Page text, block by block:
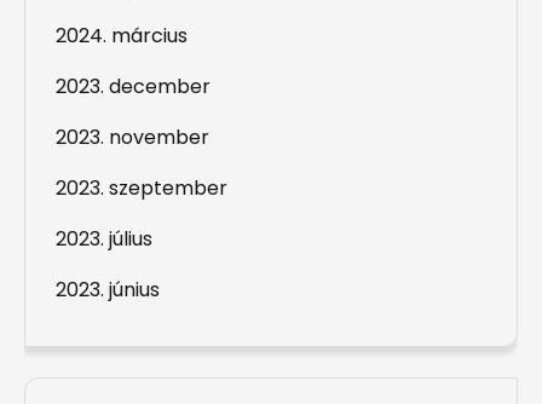
2024. március
2023. december
2023. november
2023. szeptember
2023. július
2023. június